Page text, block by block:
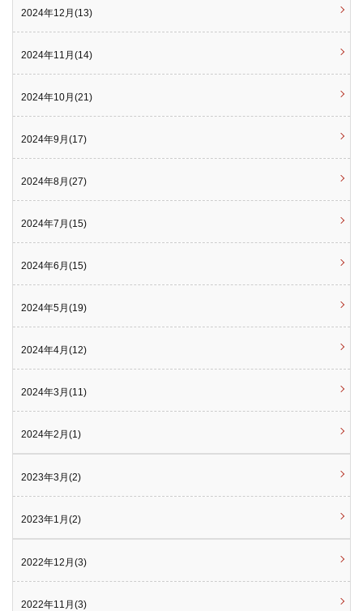
2024年12月(13)
2024年11月(14)
2024年10月(21)
2024年9月(17)
2024年8月(27)
2024年7月(15)
2024年6月(15)
2024年5月(19)
2024年4月(12)
2024年3月(11)
2024年2月(1)
2023年3月(2)
2023年1月(2)
2022年12月(3)
2022年11月(3)